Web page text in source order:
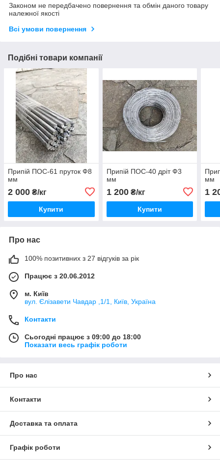
Законом не передбачено повернення та обмін даного товару
належної якості
Всі умови повернення
Подібні товари компанії
Припій ПОС-61 пруток Ф8
мм
2 000 ₴/кг
Купити
Припій ПОС-40 дріт Ф3
мм
1 200₴/кг
Купити
мм
1
Про нас
100% позитивних з 27 відгуків за рік
Працює з 20.06.2012
м. Київ
вул. Єлізавети Чавдар ,1/1, Київ, Україна
Контакти
Сьогодні працює з 09:00 до 18:00
Показати весь графік роботи
Про нас
Контакти
Доставка та оплата
Графік роботи